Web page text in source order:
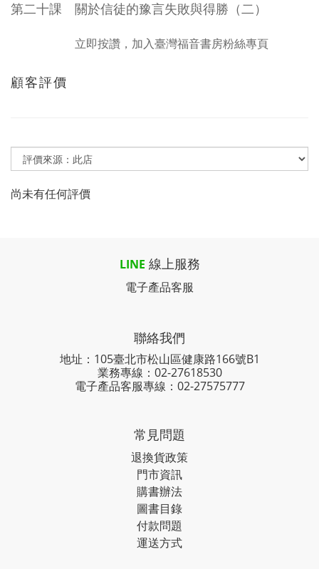
第二十課 關於信徒的豫言失敗與得勝（二）
立即按讚，加入臺灣福音書房粉絲專頁
顧客評價
尚未有任何評價
LINE 線上服務
電子產品客服
聯絡我們
地址：105臺北市松山區健康路166號B1
業務專線： 02-27618530
電子產品客服專線：02-27575777
常見問題
退換貨政策
門市資訊
購書辦法
圖書目錄
付款問題
運送方式